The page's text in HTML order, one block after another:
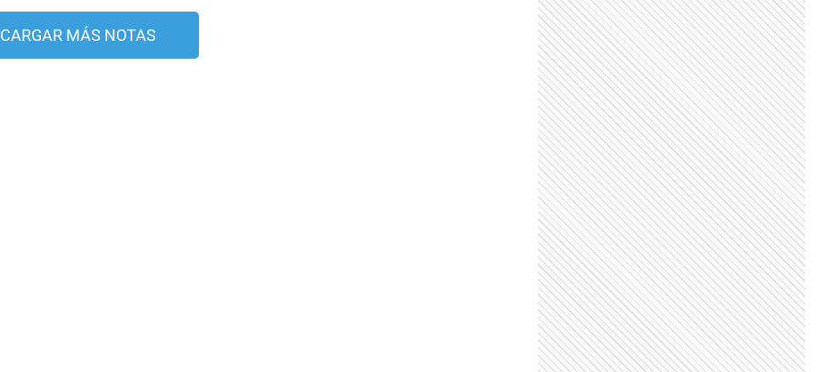
CARGAR MÁS NOTAS